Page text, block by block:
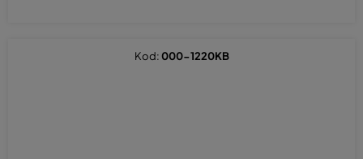
Kod:000-1220KB